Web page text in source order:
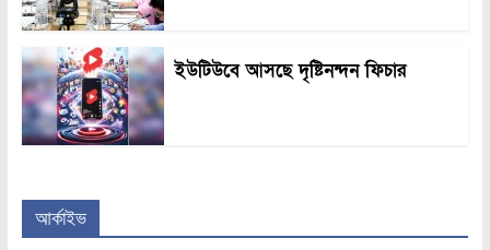
ইউটিউবে আসছে দৃষ্টিনন্দন ফিচার
আর্কাইভ